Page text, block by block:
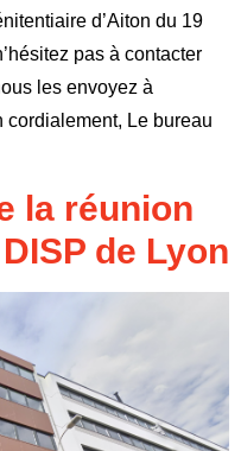
d’Aiton du 19
pas à contacter
les envoyez à
cordialement, Le bureau
la réunion
de Lyon